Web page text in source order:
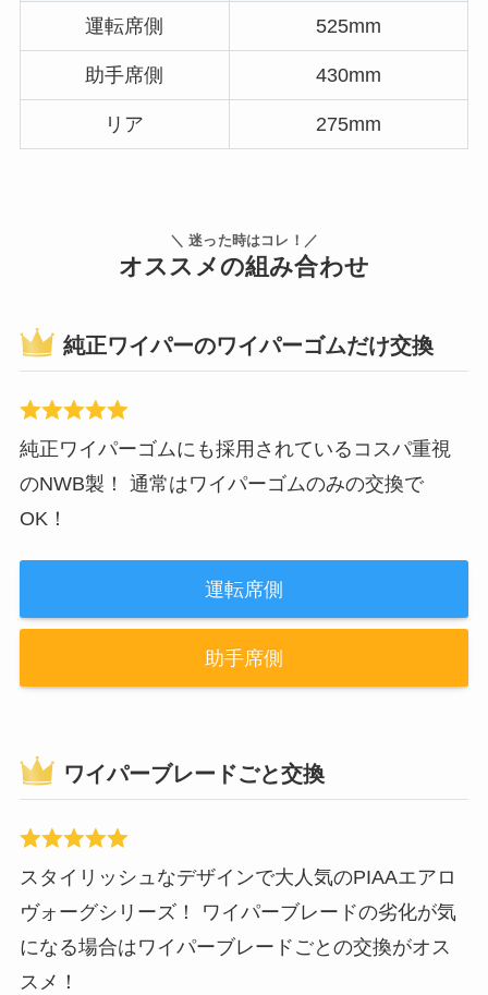
運転席側 525mm
助手席側 430mm
リア 275mm
＼ 迷った時はコレ！／
オススメの組み合わせ
純正ワイパーのワイパーゴムだけ交換
純正ワイパーゴムにも採用されているコスパ重視
のNWB製！ 通常はワイパーゴムのみの交換で
OK！
運転席側
助手席側
ワイパーブレードごと交換
スタイリッシュなデザインで大人気のPIAAエアロ
ヴォーグシリーズ！ ワイパーブレードの劣化が気
になる場合はワイパーブレードごとの交換がオス
スメ！